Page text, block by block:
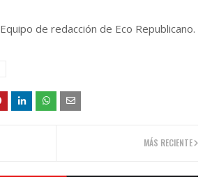
Equipo de redacción de Eco Republicano.
MÁS RECIENTE